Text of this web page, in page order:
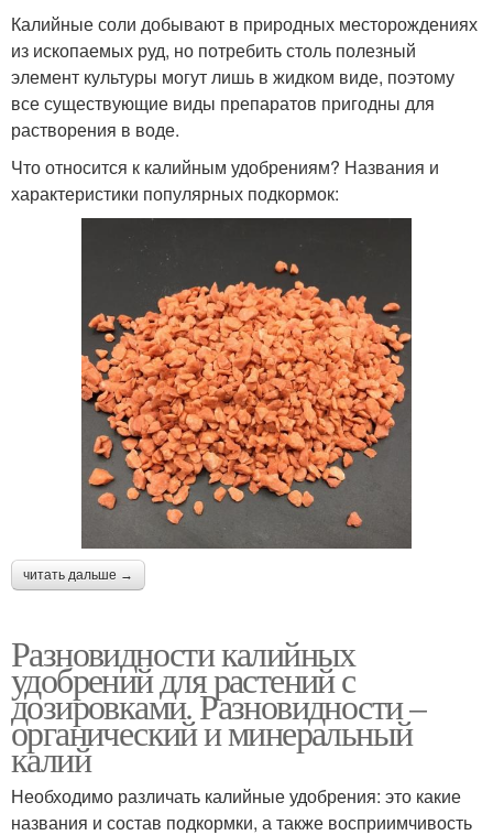
Калийные соли добывают в природных месторождениях
из ископаемых руд, но потребить столь полезный
элемент культуры могут лишь в жидком виде, поэтому
все существующие виды препаратов пригодны для
растворения в воде.
Что относится к калийным удобрениям? Названия и
характеристики популярных подкормок:
читать дальше →
Разновидности калийных
удобрений для растений с
дозировками. Разновидности –
органический и минеральный
калий
Необходимо различать калийные удобрения: это какие
названия и состав подкормки, а также восприимчивость